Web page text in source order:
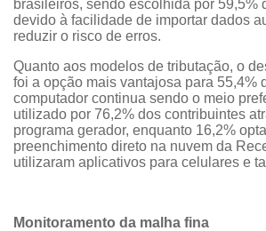
brasileiros, sendo escolhida por 59,5%
devido à facilidade de importar dados
reduzir o risco de erros.
Quanto aos modelos de tributação, o
foi a opção mais vantajosa para 55,4%
computador continua sendo o meio
utilizado por 76,2% dos contribuintes
programa gerador, enquanto 16,2%
preenchimento direto na nuvem da
utilizaram aplicativos para celulares e
Monitoramento da malha fina